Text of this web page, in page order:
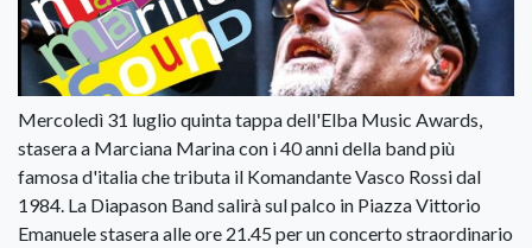
Mercoledì 31 luglio quinta tappa dell'Elba Music Awards,
stasera a Marciana Marina con i 40 anni della band più
famosa d'italia che tributa il Komandante Vasco Rossi dal
1984. La Diapason Band salirà sul palco in Piazza Vittorio
Emanuele stasera alle ore 21.45 per un concerto straordinario